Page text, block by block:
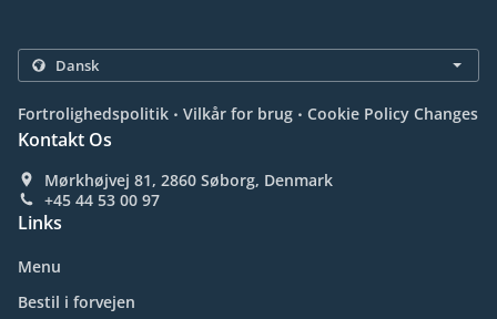
Fortrolighedspolitik . Vilkår for brug . Cookie Policy Changes
Kontakt Os
Mørkhøjvej 81, 2860 Søborg, Denmark
+45 44 53 00 97
Links
Menu
Bestil i forvejen